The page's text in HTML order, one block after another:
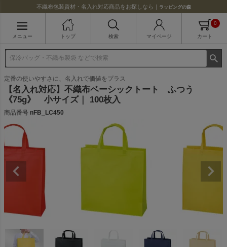
不織布包装資材・名入れ対応商品をお探しなら｜ ラッピングの森
メニュー トップ 検索 マイページ カート
0
定番の使いやすさに、名入れで価値をプラス
【名入れ対応】不織布ベーシックトート ふつう
《75g》 小サイズ｜ 100枚入
商品番号 nFB_LC450